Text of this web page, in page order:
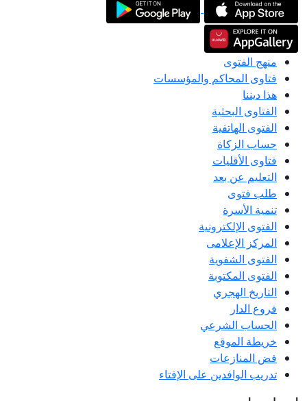
منهج الفتوى
فتاوى المحاكم والمؤسسات
هذا ديننا
الفتاوى البحثية
الفتوى الهاتفية
حساب الزكاة
فتاوى الأقليات
التعليم عن بعد
طلب فتوى
تنمية الأسرة
الفتوى الإلكترونية
المركز الإعلامى
الفتوى الشفوية
الفتوى المكتوبة
التاريخ الهجري
فروع الدار
الحساب الشرعي
خريطة الموقع
فض المنازعات
تدريب الوافدين على الإفتاء